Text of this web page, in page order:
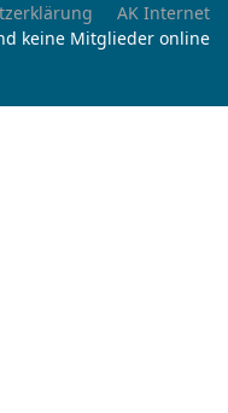
AK Internet
keine Mitglieder online